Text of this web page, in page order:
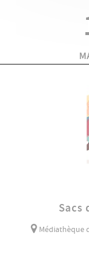
Sacs
Médiathèque